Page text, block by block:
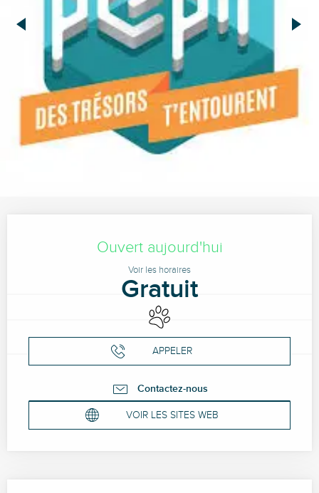
Ouvert aujourd'hui
Voir les horaires
Gratuit
Animaux acceptés
APPELER
Contactez-nous
VOIR LES SITES WEB